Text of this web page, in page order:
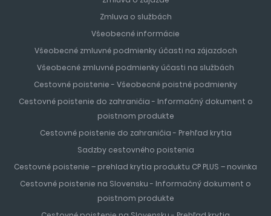
Zmluva o službách
Všeobecné informácie
Všeobecné zmluvné podmienky účasti na zájazdoch
Všeobecné zmluvné podmienky účasti na službách
Cestovné poistenie - Všeobecné poistné podmienky
Cestovné poistenie do zahraničia - Informačný dokument o
poistnom produkte
Cestovné poistenie do zahraničia - Prehľad krytia
Sadzby cestovného poistenia
Cestovné poistenie – prehlad krytia produktu CP PLUS – novinka
Cestovné poistenie na Slovensku - Informačný dokument o
poistnom produkte